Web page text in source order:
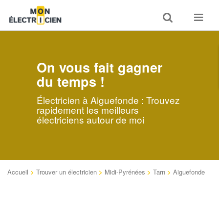
Toggle
search
Toggle
On vous fait gagner
du temps !
Électricien à Aiguefonde : Trouvez
rapidement les meilleurs
électriciens autour de moi
Accueil > Trouver un électricien > Midi-Pyrénées > Tarn > Aiguefonde